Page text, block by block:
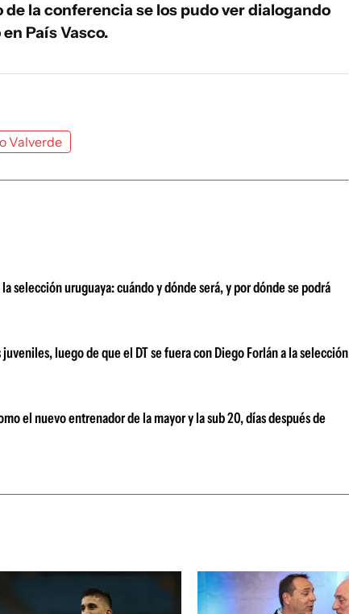
la conferencia se los pudo ver dialogando
País Vasco.
Valverde
selección uruguaya: cuándo y dónde será, y por dónde se podrá
luego de que el DT se fuera con Diego Forlán a la selección
el nuevo entrenador de la mayor y la sub 20, días después de